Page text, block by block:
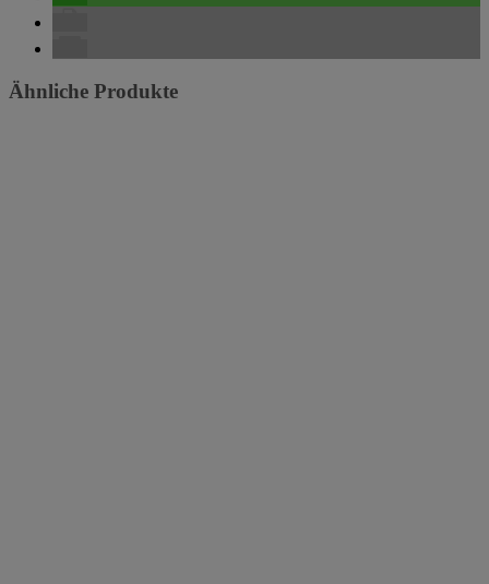
Ähnliche Produkte